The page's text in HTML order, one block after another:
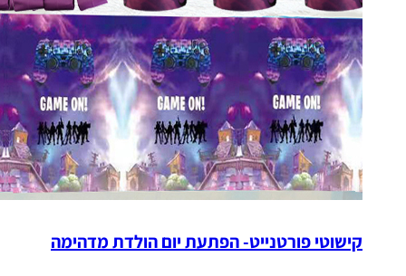
קישוטי פורטנייט- הפתעת יום הולדת מדהימה